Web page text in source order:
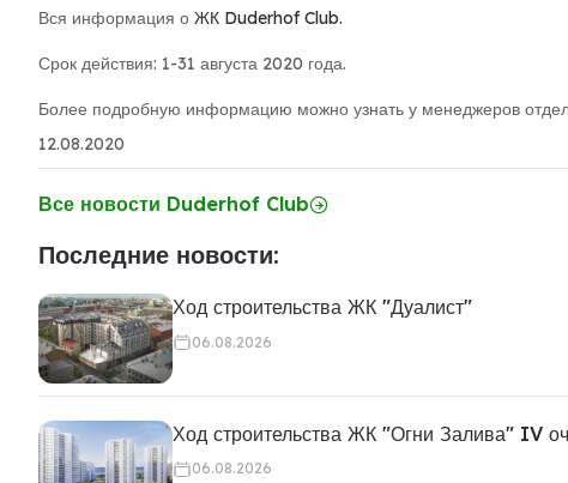
Вся информация о ЖК Duderhof Club.
Срок действия: 1-31 августа 2020 года.
Более подробную информацию можно узнать у менеджеров
12.08.2020
Все новости Duderhof Club
Последние новости:
Ход строительства ЖК "Дуалист"
06.08.2026
Ход строительства ЖК "Огни Залива" IV
06.08.2026